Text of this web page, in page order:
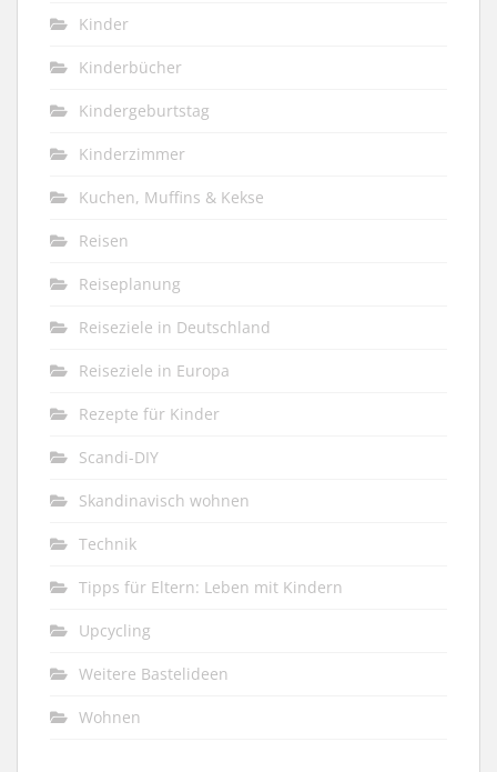
Kinder
Kinderbücher
Kindergeburtstag
Kinderzimmer
Kuchen, Muffins & Kekse
Reisen
Reiseplanung
Reiseziele in Deutschland
Reiseziele in Europa
Rezepte für Kinder
Scandi-DIY
Skandinavisch wohnen
Technik
Tipps für Eltern: Leben mit Kindern
Upcycling
Weitere Bastelideen
Wohnen